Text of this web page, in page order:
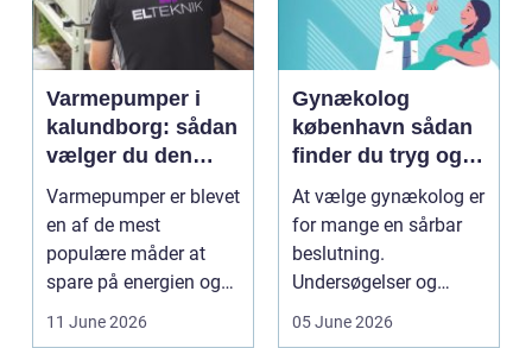
Varmepumper i
kalundborg: sådan
vælger du den
rigtige løsning
Varmepumper er blevet
en af de mest
populære måder at
spare på energien og
få et bedre indeklima
11 June 2026
Gynækolog
københavn sådan
finder du tryg og
professionel hjælp
At vælge gynækolog er
for mange en sårbar
beslutning.
Undersøgelser og
behandlinger foregår i
05 June 2026